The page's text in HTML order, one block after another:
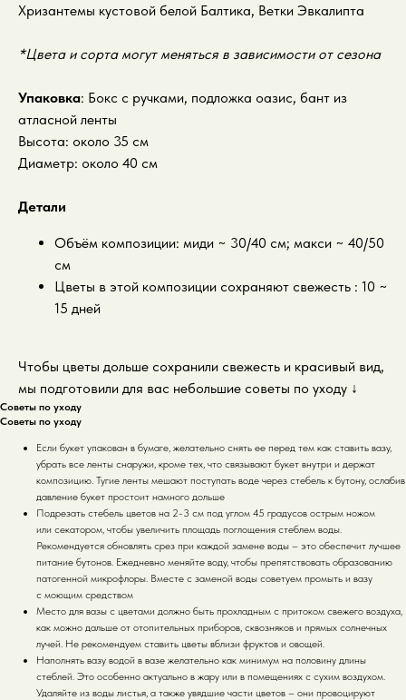
Хризантемы кустовой белой Балтика, Ветки Эвкалипта
*Цвета и сорта могут меняться в зависимости от сезона
Упаковка: Бокс с ручками, подложка оазис, бант из
атласной ленты
Высота: около 35 см
Диаметр: около 40 см
Детали
Объём композиции: миди ~ 30/40 см; макси ~ 40/50
см
Цветы в этой композиции сохраняют свежесть : 10 ~
15 дней
Чтобы цветы дольше сохранили свежесть и красивый вид,
мы подготовили для вас небольшие советы по уходу ↓
Советы по уходу
Советы по уходу
Если букет упакован в бумаге, желательно снять ее перед тем как ставить вазу,
убрать все ленты снаружи, кроме тех, что связывают букет внутри и держат
композицию. Тугие ленты мешают поступать воде через стебель к бутону, ослабив
давление букет простоит намного дольше
Подрезать стебель цветов на 2-3 см под углом 45 градусов острым ножом
или секатором, чтобы увеличить площадь поглощения стеблем воды.
Рекомендуется обновлять срез при каждой замене воды – это обеспечит лучшее
питание бутонов. Ежедневно меняйте воду, чтобы препятствовать образованию
патогенной микрофлоры. Вместе с заменой воды советуем промыть и вазу
с моющим средством
Место для вазы с цветами должно быть прохладным с притоком свежего воздуха,
как можно дальше от отопительных приборов, сквозняков и прямых солнечных
лучей. Не рекомендуем ставить цветы вблизи фруктов и овощей.
Наполнять вазу водой в вазе желательно как минимум на половину длины
стеблей. Это особенно актуально в жару или в помещениях с сухим воздухом.
Удаляйте из воды листья, а также увядшие части цветов – они провоцируют